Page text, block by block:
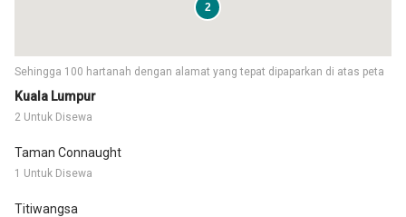
Kuala Lumpur
2 Untuk Disewa
Taman Connaught
1 Untuk Disewa
Titiwangsa
Sehingga 100 hartanah dengan alamat yang tepat dipaparkan di atas peta
2